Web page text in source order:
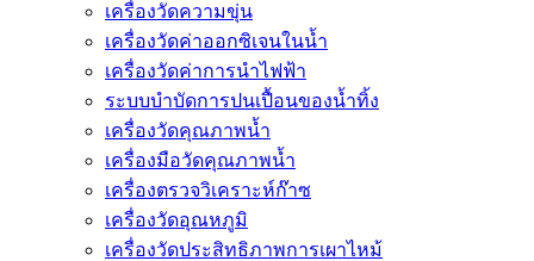
เครื่องวัดความขุ่น
เครื่องวัดค่าออกซิเจนในน้ำ
เครื่องวัดค่าการนำไฟฟ้า
ระบบบำบัดการปนเปื้อนของน้ำทิ้ง
เครื่องวัดคุณภาพน้ำ
เครื่องมือวัดคุณภาพน้ำ
เครื่องตรวจวิเคราะห์ก๊าซ
เครื่องวัดอุณหภูมิ
เครื่องวัดประสิทธิภาพการเผาไหม้